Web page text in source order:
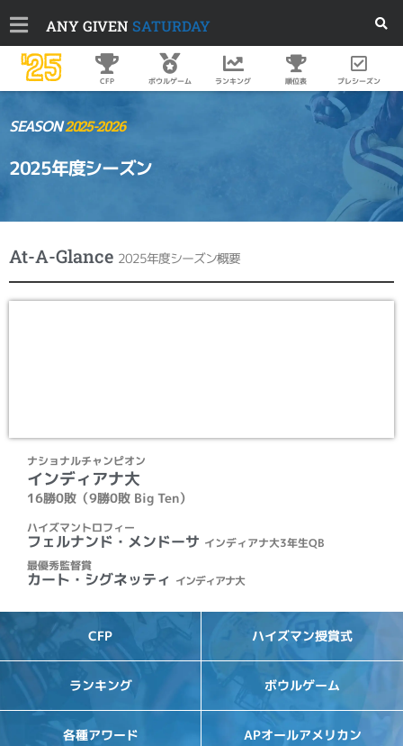
ANY GIVEN SATURDAY
'25 CFP ボウルゲーム ランキング 順位表 プレシーズン
SEASON2025-2026
2025年度シーズン
At-A-Glance 2025年度シーズン概要
ナショナルチャンピオン
インディアナ大
16勝0敗（9勝0敗 Big Ten）
ハイズマントロフィー
フェルナンド・メンドーサ インディアナ大3年生QB
最優秀監督賞
カート・シグネッティ インディアナ大
CFP ハイズマン授賞式
ランキング ボウルゲーム
各種アワード APオールアメリカン